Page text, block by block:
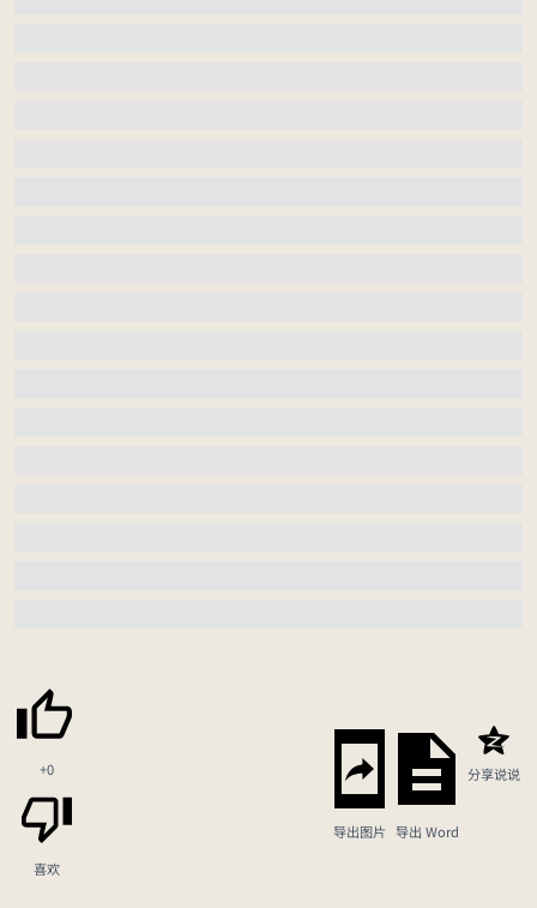
+0
喜欢
导出图片 导出 Word
分享说说